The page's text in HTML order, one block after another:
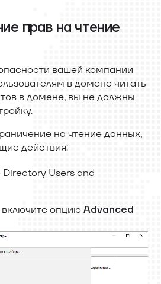
прав на чтение
вашей компании
в домене читать
в домене, вы не должны
на чтение данных,
действия:
Users and
включите опциюAdvanced